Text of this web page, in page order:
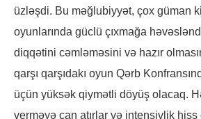
üzləşdi. Bu məğlubiyyət, çox güman
oyunlarında güclü çıxmağa
diqqətini cəmləməsini və hazır
qarşı qarşıdakı oyun Qərb
üçün yüksək qiymətli döyüş olacaq.
verməyə can atırlar və intensivlik